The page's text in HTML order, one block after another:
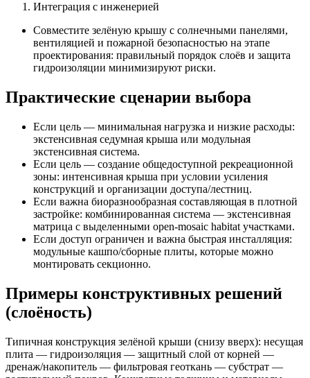
Интеграция с инженерией
Совместите зелёную крышу с солнечными панелями,
вентиляцией и пожарной безопасностью на этапе
проектирования: правильный порядок слоёв и защита
гидроизоляции минимизируют риски.
Практические сценарии выбора
Если цель — минимальная нагрузка и низкие расходы:
экстенсивная седумная крыша или модульная
экстенсивная система.
Если цель — создание общедоступной рекреационной
зоны: интенсивная крыша при условии усиления
конструкций и организации доступа/лестниц.
Если важна биоразнообразная составляющая в плотной
застройке: комбинированная система — экстенсивная
матрица с выделенными open-mosaic habitat участками.
Если доступ ограничен и важна быстрая инсталляция:
модульные кашпо/сборные плиты, которые можно
монтировать секционно.
Примеры конструктивных решений
(слоёность)
Типичная конструкция зелёной крыши (снизу вверх): несущая
плита — гидроизоляция — защитный слой от корней —
дренаж/накопитель — фильтровая геоткань — субстрат —